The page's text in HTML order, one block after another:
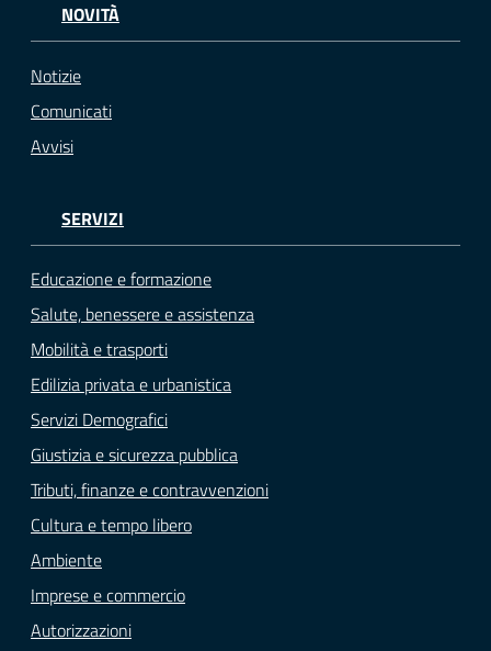
NOVITÀ
Notizie
Comunicati
Avvisi
SERVIZI
Educazione e formazione
Salute, benessere e assistenza
Mobilità e trasporti
Edilizia privata e urbanistica
Servizi Demografici
Giustizia e sicurezza pubblica
Tributi, finanze e contravvenzioni
Cultura e tempo libero
Ambiente
Imprese e commercio
Autorizzazioni